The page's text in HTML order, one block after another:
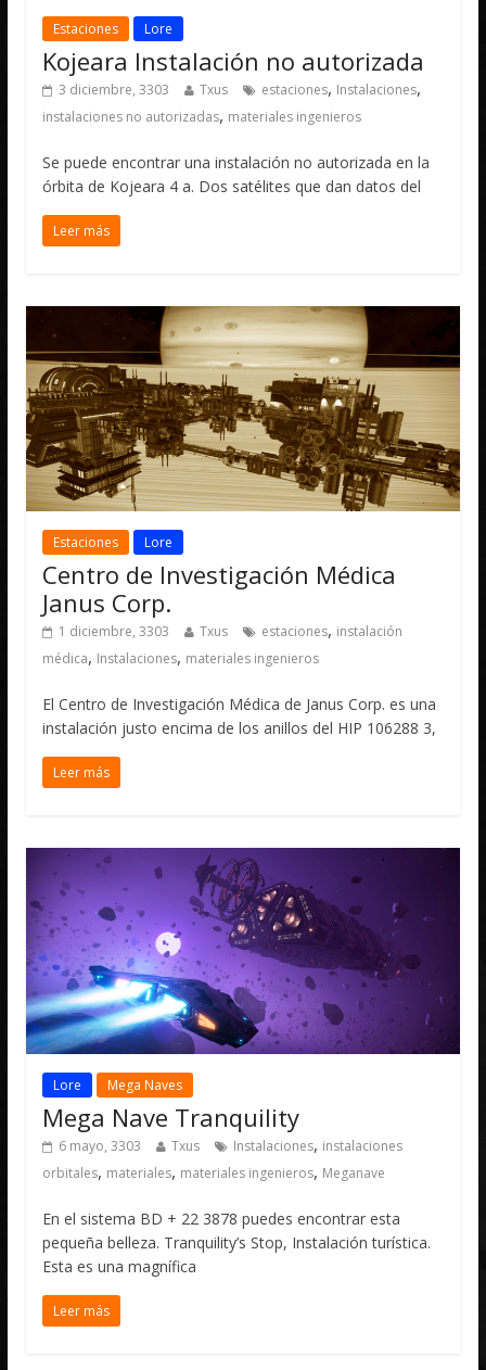
Estaciones Lore
Kojeara Instalación no autorizada
3 diciembre, 3303 Txus estaciones, Instalaciones,
instalaciones no autorizadas, materiales ingenieros
Se puede encontrar una instalación no autorizada en la
órbita de Kojeara 4 a. Dos satélites que dan datos del
Leer más
Estaciones Lore
Centro de Investigación Médica
Janus Corp.
1 diciembre, 3303 Txus estaciones, instalación
médica, Instalaciones, materiales ingenieros
El Centro de Investigación Médica de Janus Corp. es una
instalación justo encima de los anillos del HIP 106288 3,
Leer más
Lore Mega Naves
Mega Nave Tranquility
6 mayo, 3303 Txus Instalaciones, instalaciones
orbitales, materiales, materiales ingenieros, Meganave
En el sistema BD + 22 3878 puedes encontrar esta
pequeña belleza. Tranquility’s Stop, Instalación turística.
Esta es una magnífica
Leer más